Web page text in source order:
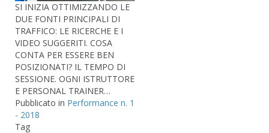
SI INIZIA OTTIMIZZANDO LE
DUE FONTI PRINCIPALI DI
TRAFFICO: LE RICERCHE E I
VIDEO SUGGERITI. COSA
CONTA PER ESSERE BEN
POSIZIONATI? IL TEMPO DI
SESSIONE. OGNI ISTRUTTORE
E PERSONAL TRAINER…
Pubblicato in Performance n. 1
- 2018
Tag